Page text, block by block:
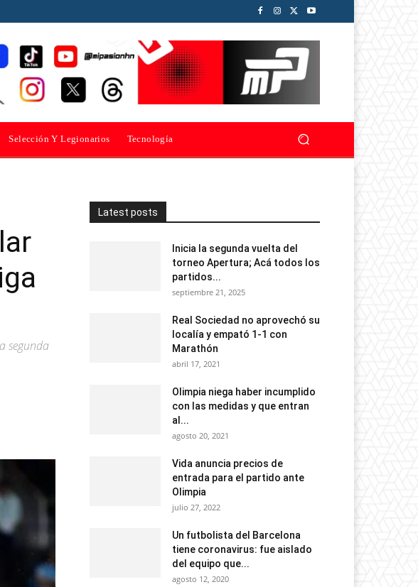
Selección Y Legionarios Tecnología
segunda
Latest posts
Inicia la segunda vuelta del
torneo Apertura; Acá todos los
partidos...
septiembre 21, 2025
Real Sociedad no aprovechó su
localía y empató 1-1 con
Marathón
abril 17, 2021
Olimpia niega haber incumplido
con las medidas y que entran
al...
agosto 20, 2021
Vida anuncia precios de
entrada para el partido ante
Olimpia
julio 27, 2022
Un futbolista del Barcelona
tiene coronavirus: fue aislado
del equipo que...
agosto 12, 2020